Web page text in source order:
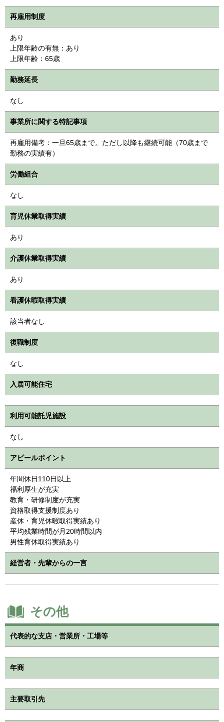
再雇用制度
あり
上限年齢の有無：あり
上限年齢：65歳
勤務延長
なし
事業所に関する特記事項
再雇用備考：一旦65歳まで。ただし以降も継続可能（70歳まで
勤務の実績有）
労働組合
なし
育児休業取得実績
あり
介護休業取得実績
あり
看護休暇取得実績
該当者なし
復職制度
なし
入居可能住宅
利用可能託児施設
なし
アピールポイント
年間休日110日以上
福利厚生が充実
教育・研修制度が充実
資格取得支援制度あり
産休・育児休暇取得実績あり
平均残業時間が月20時間以内
男性育休取得実績あり
経営者・先輩からの一言
その他
代表的な支店・営業所・工場等
年商
主要取引先